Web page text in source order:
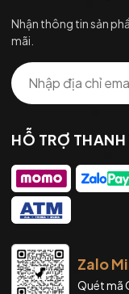
Nhận thông tin sản
mãi.
HỖ TRỢ THANH
Zalo
Quét mã